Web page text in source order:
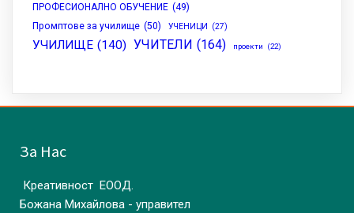
ПРОФЕСИОНАЛНО ОБУЧЕНИЕ (49)
Промптове за училище (50) УЧЕНИЦИ (27)
УЧИЛИЩЕ (140) УЧИТЕЛИ (164) проекти (22)
За Нас
Креативност ЕООД.
Божана Михайлова - управител